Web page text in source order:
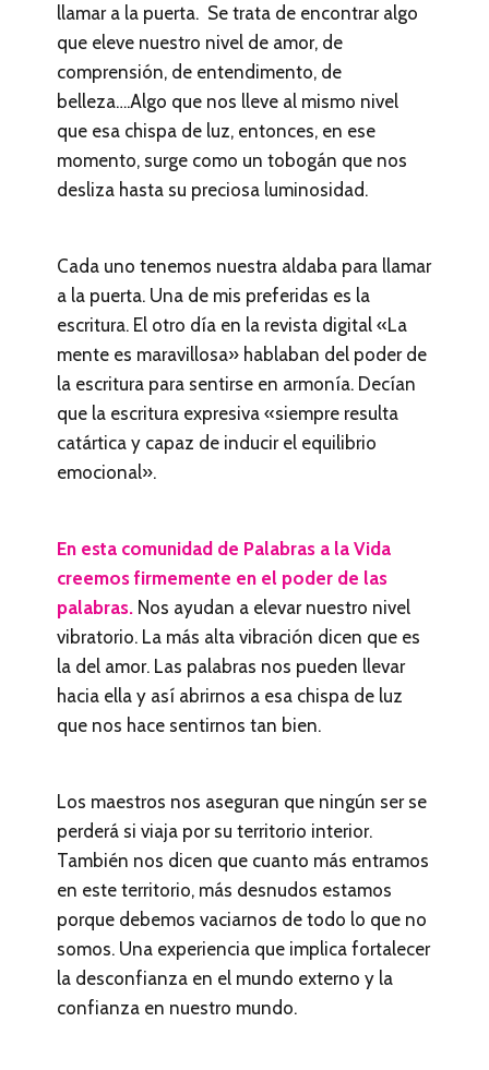
llamar a la puerta. Se trata de encontrar algo
que eleve nuestro nivel de amor, de
comprensión, de entendimento, de
belleza….Algo que nos lleve al mismo nivel
que esa chispa de luz, entonces, en ese
momento, surge como un tobogán que nos
desliza hasta su preciosa luminosidad.
Cada uno tenemos nuestra aldaba para llamar
a la puerta. Una de mis preferidas es la
escritura. El otro día en la revista digital «La
mente es maravillosa» hablaban del poder de
la escritura para sentirse en armonía. Decían
que la escritura expresiva «siempre resulta
catártica y capaz de inducir el equilibrio
emocional».
En esta comunidad de Palabras a la Vida
creemos firmemente en el poder de las
palabras. Nos ayudan a elevar nuestro nivel
vibratorio. La más alta vibración dicen que es
la del amor. Las palabras nos pueden llevar
hacia ella y así abrirnos a esa chispa de luz
que nos hace sentirnos tan bien.
Los maestros nos aseguran que ningún ser se
perderá si viaja por su territorio interior.
También nos dicen que cuanto más entramos
en este territorio, más desnudos estamos
porque debemos vaciarnos de todo lo que no
somos. Una experiencia que implica fortalecer
la desconfianza en el mundo externo y la
confianza en nuestro mundo.